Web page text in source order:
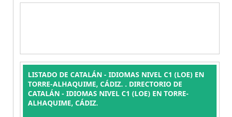
LISTADO DE CATALÁN - IDIOMAS NIVEL C1 (LOE) EN
TORRE-ALHAQUIME, CÁDIZ. . DIRECTORIO DE
CATALÁN - IDIOMAS NIVEL C1 (LOE) EN TORRE-
ALHAQUIME, CÁDIZ.